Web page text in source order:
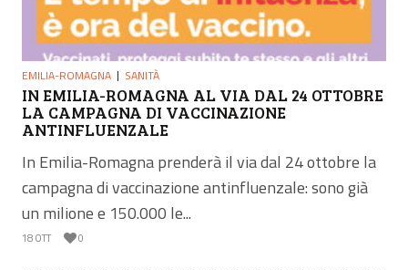
EMILIA-ROMAGNA SANITÀ
IN EMILIA-ROMAGNA AL VIA DAL 24 OTTOBRE
LA CAMPAGNA DI VACCINAZIONE
ANTINFLUENZALE
In Emilia-Romagna prenderà il via dal 24 ottobre la
campagna di vaccinazione antinfluenzale: sono già
un milione e 150.000 le...
18 OTT 0